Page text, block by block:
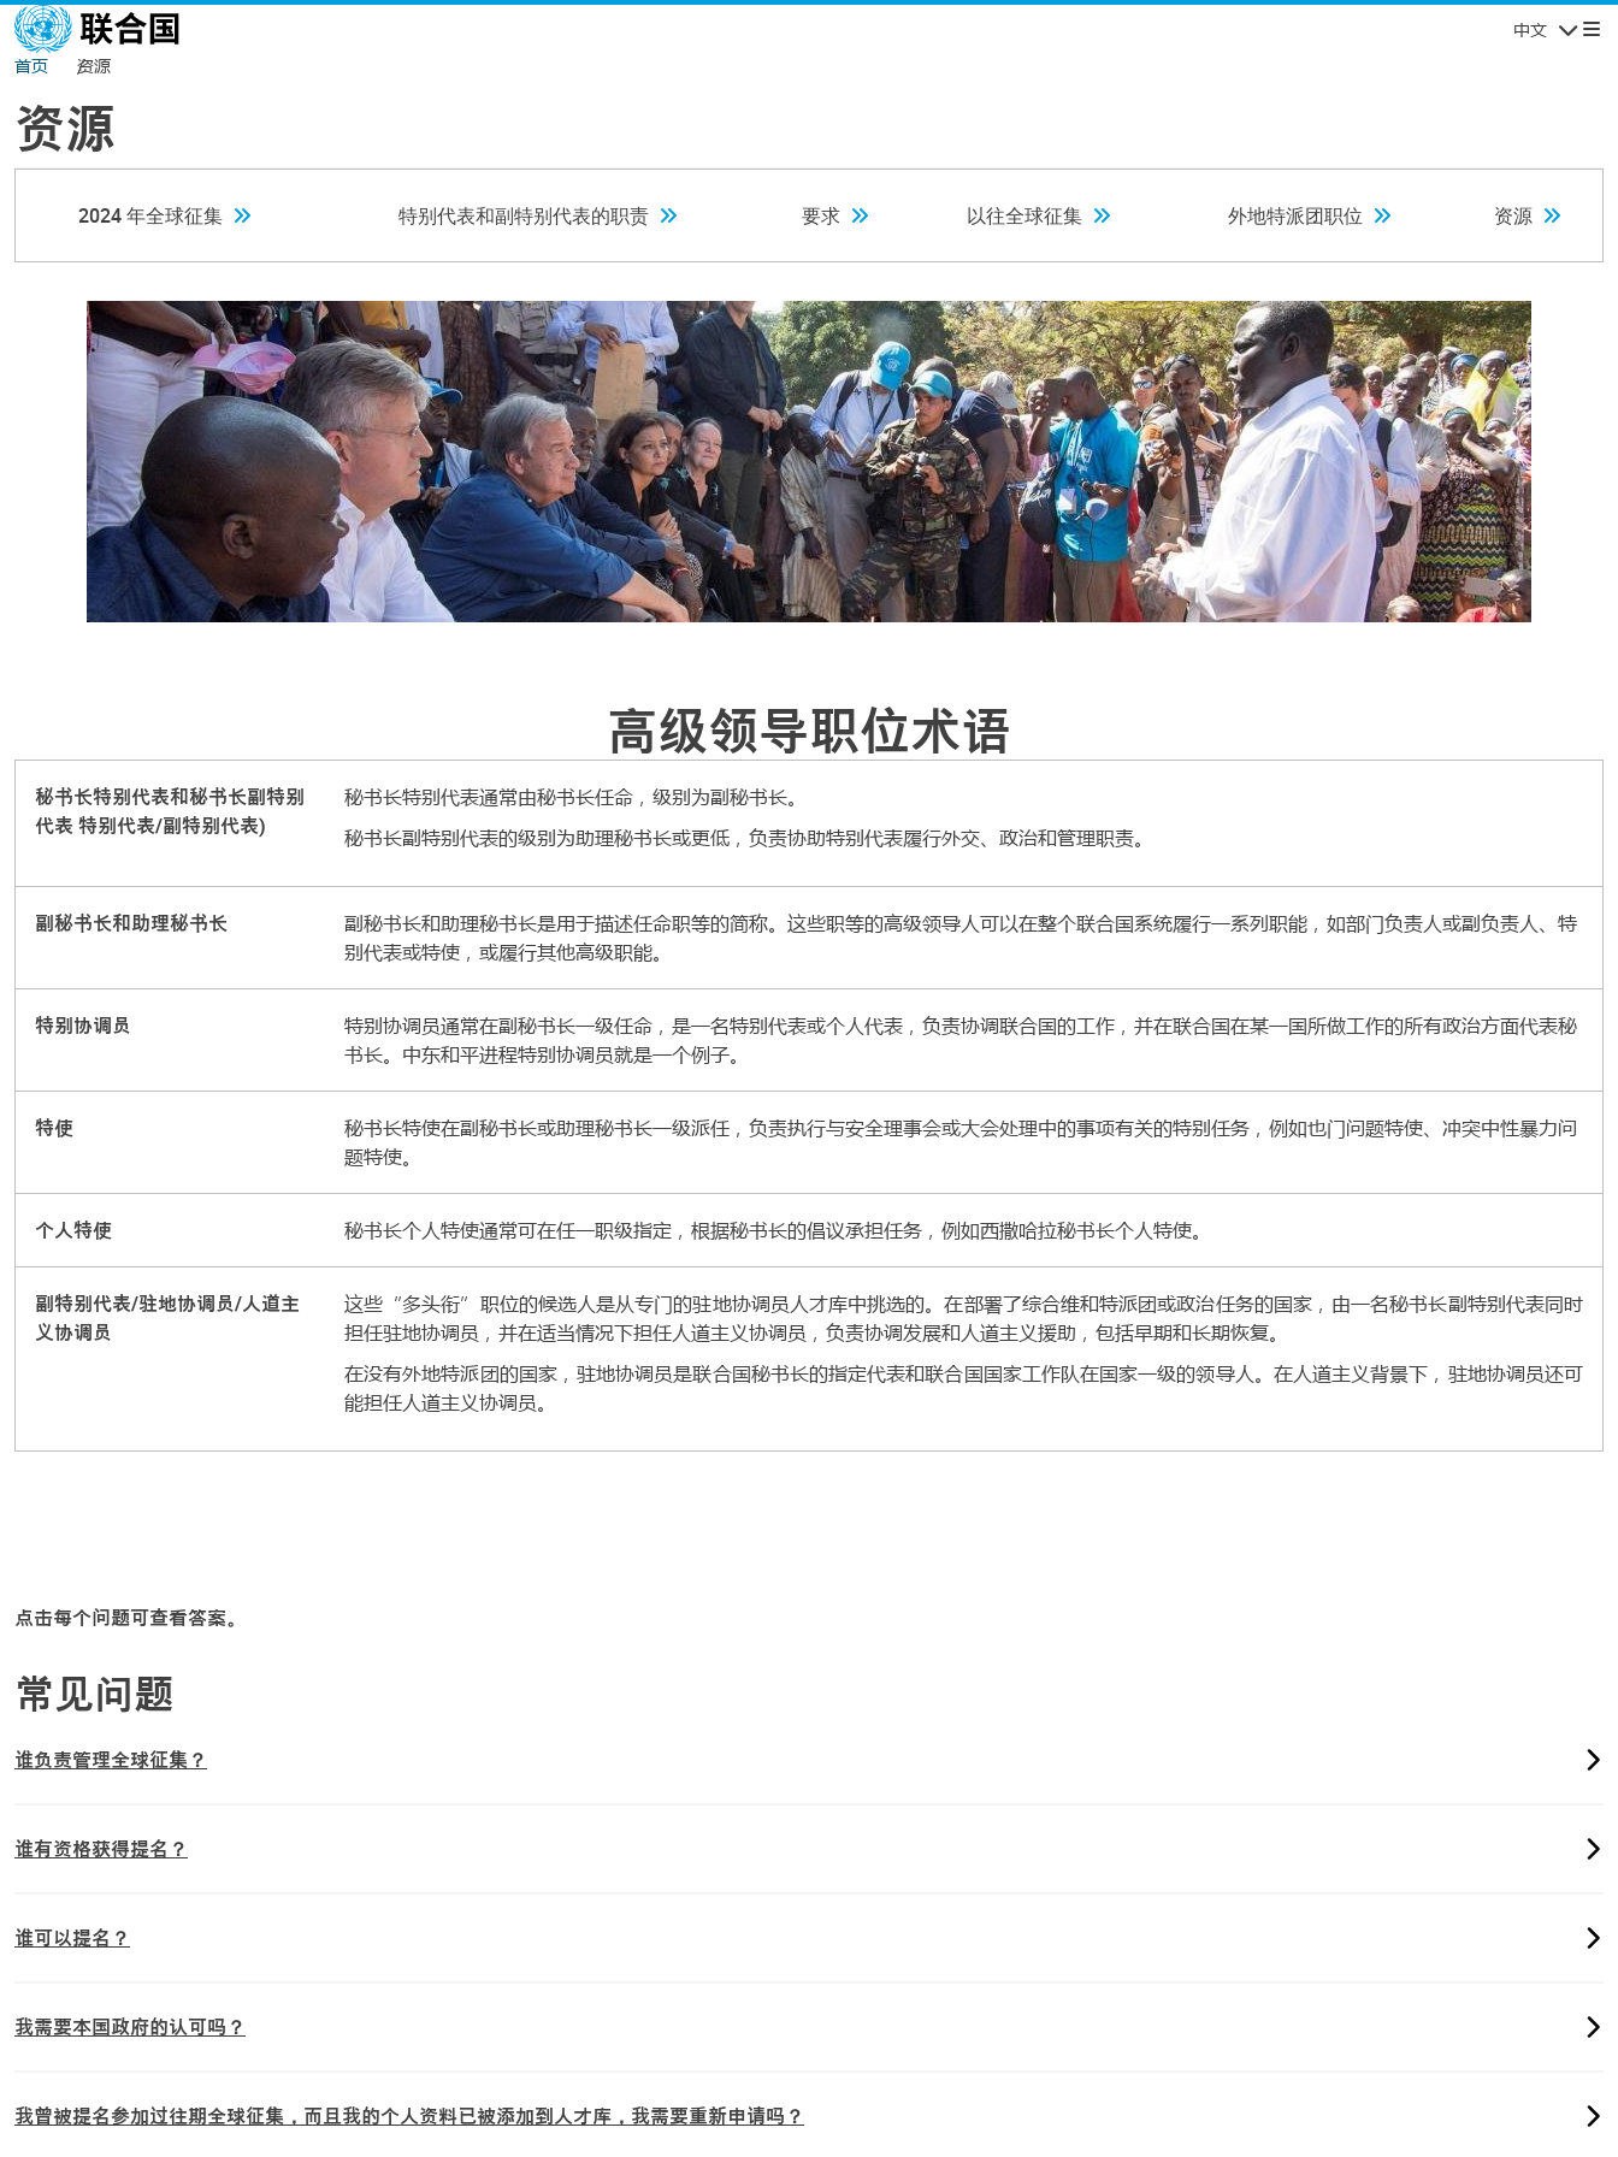
跳转到主要内容
中文
导航
首页 资源
资源
2024 年全球征集 特别代表和副特别代表的职责 要求 以往全球征集 外地特派团职位 资源
高级领导职位术语
秘书长特别代表和秘书长副特别
代表 特别代表/副特别代表)
秘书长特别代表通常由秘书长任命，级别为副秘书长。
秘书长副特别代表的级别为助理秘书长或更低，负责协助特别代表履行外交、政治和管理职责。
副秘书长和助理秘书长
副秘书长和助理秘书长是用于描述任命职等的简称。这些职等的高级领导人可以在整个联合国系统履行一系列职能，如部门负责人或副负责人、特
别代表或特使，或履行其他高级职能。
特别协调员
特别协调员通常在副秘书长一级任命，是一名特别代表或个人代表，负责协调联合国的工作，并在联合国在某一国所做工作的所有政治方面代表秘
书长。中东和平进程特别协调员就是一个例子。
特使
秘书长特使在副秘书长或助理秘书长一级派任，负责执行与安全理事会或大会处理中的事项有关的特别任务，例如也门问题特使、冲突中性暴力问
题特使。
个人特使 秘书长个人特使通常可在任一职级指定，根据秘书长的倡议承担任务，例如西撒哈拉秘书长个人特使。
副特别代表/驻地协调员/人道主
义协调员
这些“多头衔”职位的候选人是从专门的驻地协调员人才库中挑选的。在部署了综合维和特派团或政治任务的国家，由一名秘书长副特别代表同时
担任驻地协调员，并在适当情况下担任人道主义协调员，负责协调发展和人道主义援助，包括早期和长期恢复。
在没有外地特派团的国家，驻地协调员是联合国秘书长的指定代表和联合国国家工作队在国家一级的领导人。在人道主义背景下，驻地协调员还可
能担任人道主义协调员。
点击每个问题可查看答案。
常见问题
谁负责管理全球征集？
谁有资格获得提名？
谁可以提名？
我需要本国政府的认可吗？
我曾被提名参加过往期全球征集，而且我的个人资料已被添加到人才库，我需要重新申请吗？